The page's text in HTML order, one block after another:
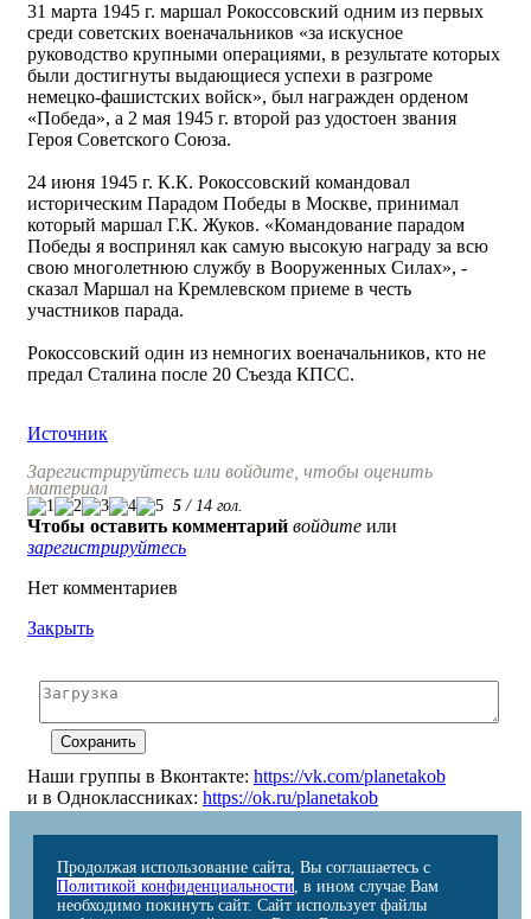
31 марта 1945 г. маршал Рокоссовский одним из первых
среди советских военачальников «за искусное
руководство крупными операциями, в результате которых
были достигнуты выдающиеся успехи в разгроме
немецко-фашистских войск», был награжден орденом
«Победа», а 2 мая 1945 г. второй раз удостоен звания
Героя Советского Союза.
24 июня 1945 г. К.К. Рокоссовский командовал
историческим Парадом Победы в Москве, принимал
который маршал Г.К. Жуков. «Командование парадом
Победы я воспринял как самую высокую награду за всю
свою многолетнюю службу в Вооруженных Силах», -
сказал Маршал на Кремлевском приеме в честь
участников парада.
Рокоссовский один из немногих военачальников, кто не
предал Сталина после 20 Съезда КПСС.
Источник
Зарегистрируйтесь или войдите, чтобы оценить
материал
5 / 14 гол.
Чтобы оставить комментарий войдите или
зарегистрируйтесь
Нет комментариев
Закрыть
Наши группы в Вконтакте: https://vk.com/planetakob
и в Одноклассниках: https://ok.ru/planetakob
Продолжая использование сайта, Вы соглашаетесь с
Политикой конфиденциальности, в ином случае Вам
необходимо покинуть сайт. Сайт использует файлы